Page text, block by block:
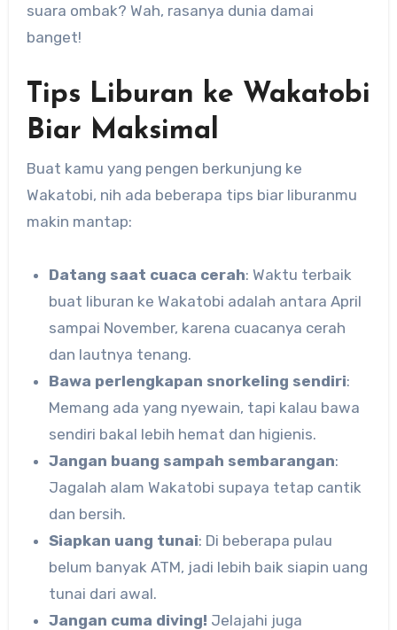
suara ombak? Wah, rasanya dunia damai
banget!
Tips Liburan ke Wakatobi
Biar Maksimal
Buat kamu yang pengen berkunjung ke
Wakatobi, nih ada beberapa tips biar liburanmu
makin mantap:
Datang saat cuaca cerah: Waktu terbaik
buat liburan ke Wakatobi adalah antara April
sampai November, karena cuacanya cerah
dan lautnya tenang.
Bawa perlengkapan snorkeling sendiri:
Memang ada yang nyewain, tapi kalau bawa
sendiri bakal lebih hemat dan higienis.
Jangan buang sampah sembarangan:
Jagalah alam Wakatobi supaya tetap cantik
dan bersih.
Siapkan uang tunai: Di beberapa pulau
belum banyak ATM, jadi lebih baik siapin uang
tunai dari awal.
Jangan cuma diving! Jelajahi juga